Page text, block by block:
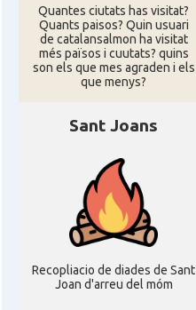
Quantes ciutats has visitat?
Quants paisos? Quin usuari
de catalansalmon ha visitat
més països i cuutats? quins
son els que mes agraden i els
que menys?
Sant Joans
Recopliacio de diades de Sant
Joan d'arreu del móm